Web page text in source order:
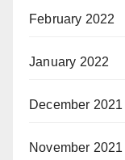
February 2022
January 2022
December 2021
November 2021